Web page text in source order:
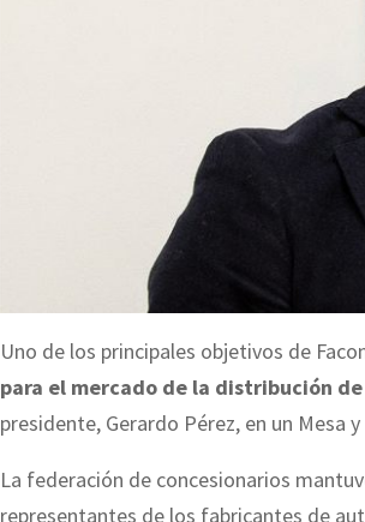
Uno de los principales objetivos de
para el mercado de la distribución
presidente, Gerardo Pérez, en un Mesa
La federación de concesionarios
representantes de los fabricantes de